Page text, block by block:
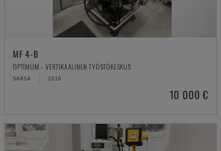
MF 4-B
OPTIMUM - VERTIKAALINEN TYÖSTÖKESKUS
SAKSA 2018
10 000 €